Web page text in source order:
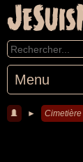
Menu
► Cimetière